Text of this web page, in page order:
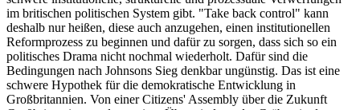
im britischen politischen System gibt. "Take back control" kann
deshalb nur heißen, diese auch anzugehen, einen institutionellen
Reformprozess zu beginnen und dafür zu sorgen, dass sich so ein
politisches Drama nicht nochmal wiederholt. Dafür sind die
Bedingungen nach Johnsons Sieg denkbar ungünstig. Das ist eine
schwere Hypothek für die demokratische Entwicklung in
Großbritannien. Von einer Citizens' Assembly über die Zukunft